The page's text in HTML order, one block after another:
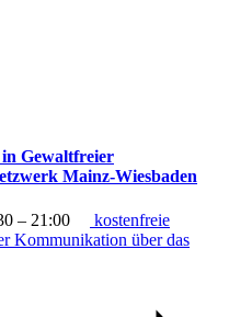
Gewaltfreier
Mainz-Wiesbaden
– 21:00
kostenfreie
Kommunikation über das